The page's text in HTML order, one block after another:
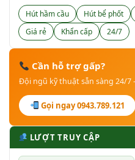
Hút hầm cầu Hút bể phốt
Giá rẻ
Khẩn cấp 24/7
Cần hỗ trợ gấp?
Đội ngũ kỹ thuật sẵn sàng 24/
Gọi ngay 0943.789.121
LƯỢT TRUY CẬP